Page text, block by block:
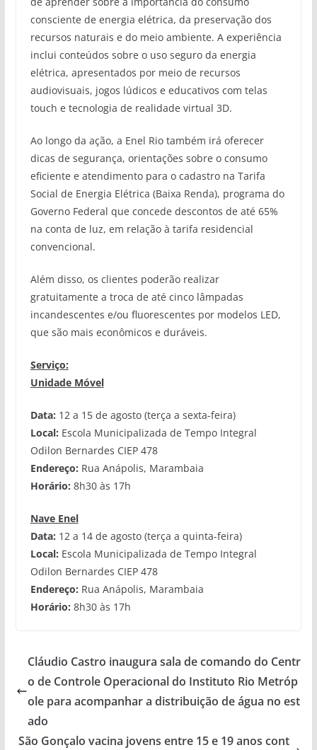
consciente de energia elétrica, da preservação dos
recursos naturais e do meio ambiente. A experiência
inclui conteúdos sobre o uso seguro da energia
elétrica, apresentados por meio de recursos
audiovisuais, jogos lúdicos e educativos com telas
touch e tecnologia de realidade virtual 3D.
Ao longo da ação, a Enel Rio também irá oferecer
dicas de segurança, orientações sobre o consumo
eficiente e atendimento para o cadastro na Tarifa
Social de Energia Elétrica (Baixa Renda), programa do
Governo Federal que concede descontos de até 65%
na conta de luz, em relação à tarifa residencial
convencional.
Além disso, os clientes poderão realizar
gratuitamente a troca de até cinco lâmpadas
incandescentes e/ou fluorescentes por modelos LED,
que são mais econômicos e duráveis.
Serviço:
Unidade Móvel
Data: 12 a 15 de agosto (terça a sexta-feira)
Local: Escola Municipalizada de Tempo Integral
Odilon Bernardes CIEP 478
Endereço: Rua Anápolis, Marambaia
Horário: 8h30 às 17h
Nave Enel
Data: 12 a 14 de agosto (terça a quinta-feira)
Local: Escola Municipalizada de Tempo Integral
Odilon Bernardes CIEP 478
Endereço: Rua Anápolis, Marambaia
Horário: 8h30 às 17h
Cláudio Castro inaugura sala de comando do Centr
o de Controle Operacional do Instituto Rio Metróp
ole para acompanhar a distribuição de água no est
ado
São Gonçalo vacina jovens entre 15 e 19 anos cont